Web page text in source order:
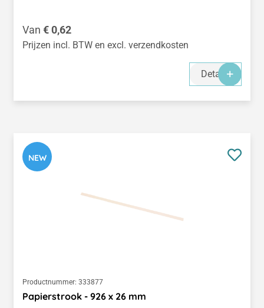
Normale prijs:
Van € 0,62
Prijzen incl. BTW en excl. verzendkosten
Details
NEW
Productnummer: 333877
Papierstrook - 926 x 26 mm